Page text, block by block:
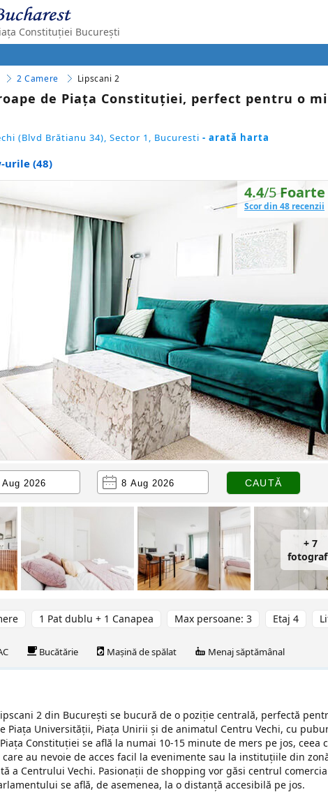
Constituției București
2 Camere Lipscani 2
de Piața Constituției, perfect pentru o
(Blvd Brătianu 34), Sector 1, Bucuresti - arată harta
urile (48)
4.4/5
Scor din 48 recenzii
+ 7
1 Pat dublu + 1 Canapea Max persoane: 3 Etaj 4
Bucătărie Mașină de spălat Menaj săptămânal
2 din București se bucură de o poziție centrală, perfectă
Piața Universității, Piața Unirii și de animatul Centru Vechi, cu
Constituției se află la numai 10-15 minute de mers pe jos, ceea
au nevoie de acces facil la evenimente sau la instituțiile din
a Centrului Vechi. Pasionații de shopping vor găsi centrul
se află, de asemenea, la o distanță accesibilă pe jos.